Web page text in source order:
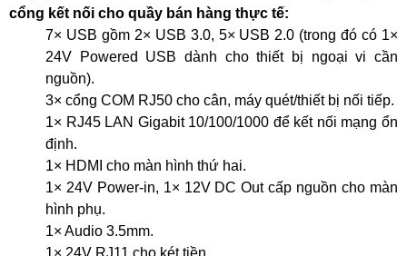
cổng kết nối cho quầy bán hàng thực tế:
7× USB gồm 2× USB 3.0, 5× USB 2.0 (trong đó có 1×
24V Powered USB dành cho thiết bị ngoại vi cần
nguồn).
3× cổng COM RJ50 cho cân, máy quét/thiết bị nối tiếp.
1× RJ45 LAN Gigabit 10/100/1000 để kết nối mạng ổn
định.
1× HDMI cho màn hình thứ hai.
1× 24V Power-in, 1× 12V DC Out cấp nguồn cho màn
hình phụ.
1× Audio 3.5mm.
1× 24V RJ11 cho két tiền.